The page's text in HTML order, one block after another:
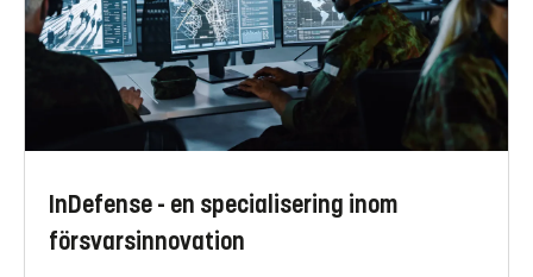
InDefense - en specialisering inom
försvarsinnovation